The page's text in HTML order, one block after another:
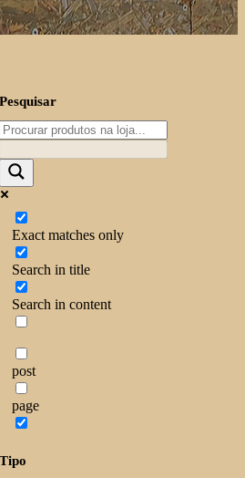
Pesquisar
Exact matches only
Search in title
Search in content
post
page
Tipo